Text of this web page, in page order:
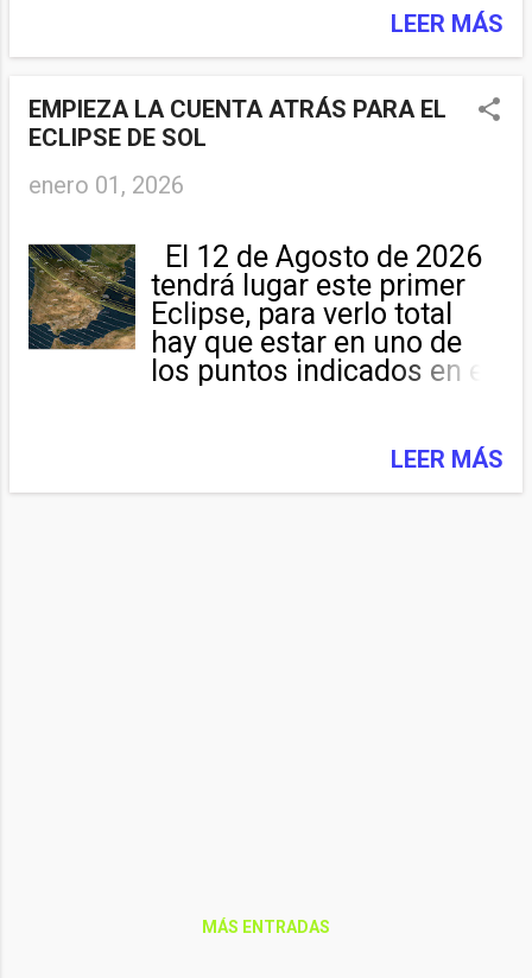
madrugada de este
martes, 20 de enero, ha
https://www.lagacetadesal
amanca.es/provincia/espe
ilumina-martiago-
ga.html#firstImage
LEER MÁS
EMPIEZA LA CUENTA ATRÁS PARA EL
ECLIPSE DE SOL
enero 01, 2026
El 12 de Agosto de 2026
tendrá lugar este primer
Eclipse, para verlo total
hay que estar en uno de
los puntos indicados en el
https://astronomia.ign.es/
eclipses-de-sol-y-
LEER MÁS
MÁS ENTRADAS